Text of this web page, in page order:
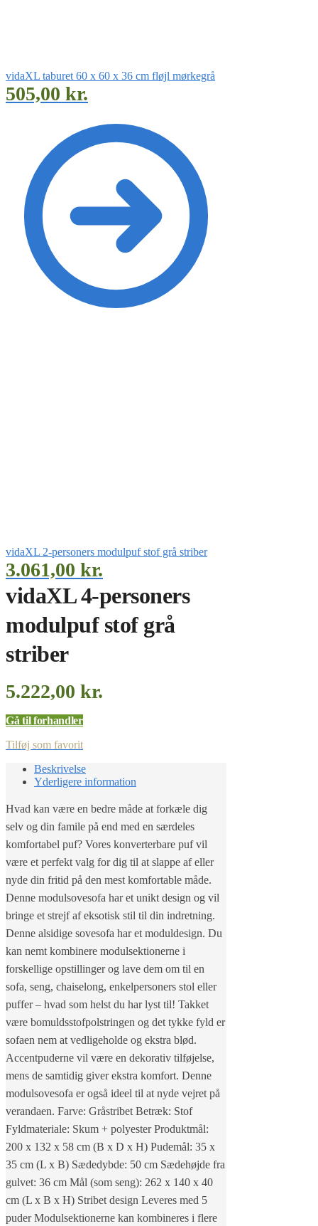
vidaXL taburet 60 x 60 x 36 cm fløjl mørkegrå
505,00 kr.
vidaXL 2-personers modulpuf stof grå striber
3.061,00 kr.
vidaXL 4-personers
modulpuf stof grå
striber
5.222,00 kr.
Gå til forhandler
Tilføj som favorit
Beskrivelse
Yderligere information
Hvad kan være en bedre måde at forkæle dig
selv og din famile på end med en særdeles
komfortabel puf? Vores konverterbare puf vil
være et perfekt valg for dig til at slappe af eller
nyde din fritid på den mest komfortable måde.
Denne modulsovesofa har et unikt design og vil
bringe et strejf af eksotisk stil til din indretning.
Denne alsidige sovesofa har et moduldesign. Du
kan nemt kombinere modulsektionerne i
forskellige opstillinger og lave dem om til en
sofa, seng, chaiselong, enkelpersoners stol eller
puffer – hvad som helst du har lyst til! Takket
være bomuldsstofpolstringen og det tykke fyld er
sofaen nem at vedligeholde og ekstra blød.
Accentpuderne vil være en dekorativ tilføjelse,
mens de samtidig giver ekstra komfort. Denne
modulsovesofa er også ideel til at nyde vejret på
verandaen. Farve: Gråstribet Betræk: Stof
Fyldmateriale: Skum + polyester Produktmål:
200 x 132 x 58 cm (B x D x H) Pudemål: 35 x
35 cm (L x B) Sædedybde: 50 cm Sædehøjde fra
gulvet: 36 cm Mål (som seng): 262 x 140 x 40
cm (L x B x H) Stribet design Leveres med 5
puder Modulsektionerne kan kombineres i flere